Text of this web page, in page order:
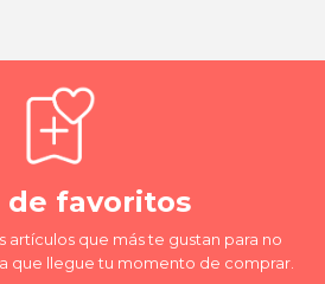
de favoritos
artículos que más te gustan para no
que llegue tu momento de comprar.